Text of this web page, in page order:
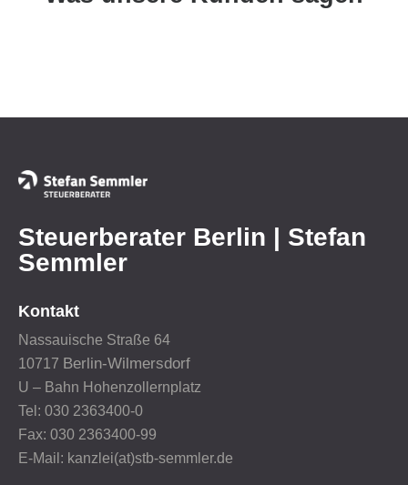
Steuerberater Berlin | Stefan
Semmler
Kontakt
Nassauische Straße 64
10717 Berlin-Wilmersdorf
U – Bahn Hohenzollernplatz
Tel: 030 2363400-0
Fax: 030 2363400-99
E-Mail: kanzlei(at)stb-semmler.de